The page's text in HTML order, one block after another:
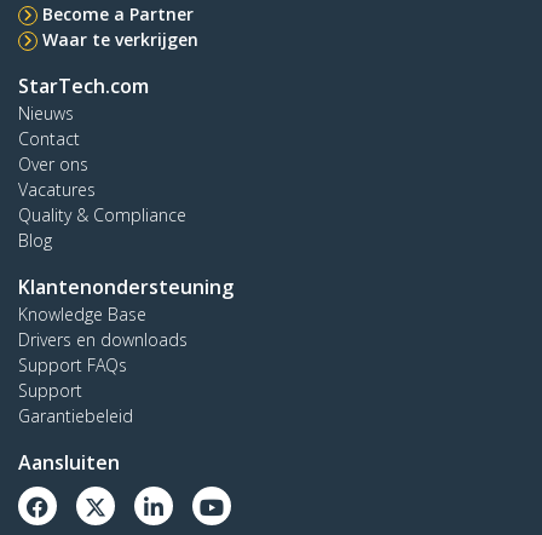
Become a Partner
Waar te verkrijgen
StarTech.com
Nieuws
Contact
Over ons
Vacatures
Quality & Compliance
Blog
Klantenondersteuning
Knowledge Base
Drivers en downloads
Support FAQs
Support
Garantiebeleid
Aansluiten